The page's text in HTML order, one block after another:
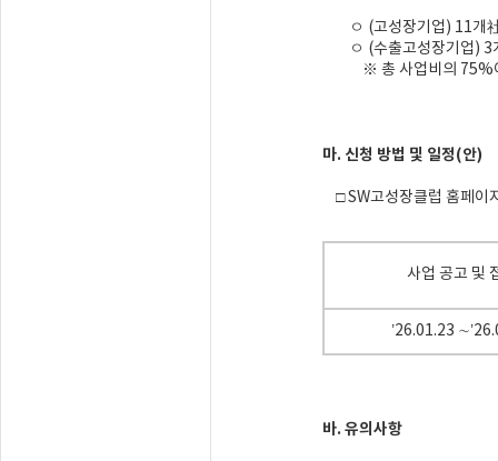
ㅇ (고성장기업) 11개社
ㅇ (수출고성장기업) 3
※ 총 사업비의 75%이
마. 신청 방법 및 일정(안)
□ SW고성장클럽 홈페이
사업 공고 및
’26.01.23
바. 유의사항